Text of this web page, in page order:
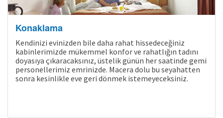
Konaklama
Kendinizi evinizden bile daha rahat hissedeceğiniz
kabinlerimizde mükemmel konfor ve rahatlığın tadını
doyasıya çıkaracaksınız, üstelik günün her saatinde gemi
personellerimiz emrinizde. Macera dolu bu seyahatten
sonra kesinlikle eve geri dönmek istemeyeceksiniz.